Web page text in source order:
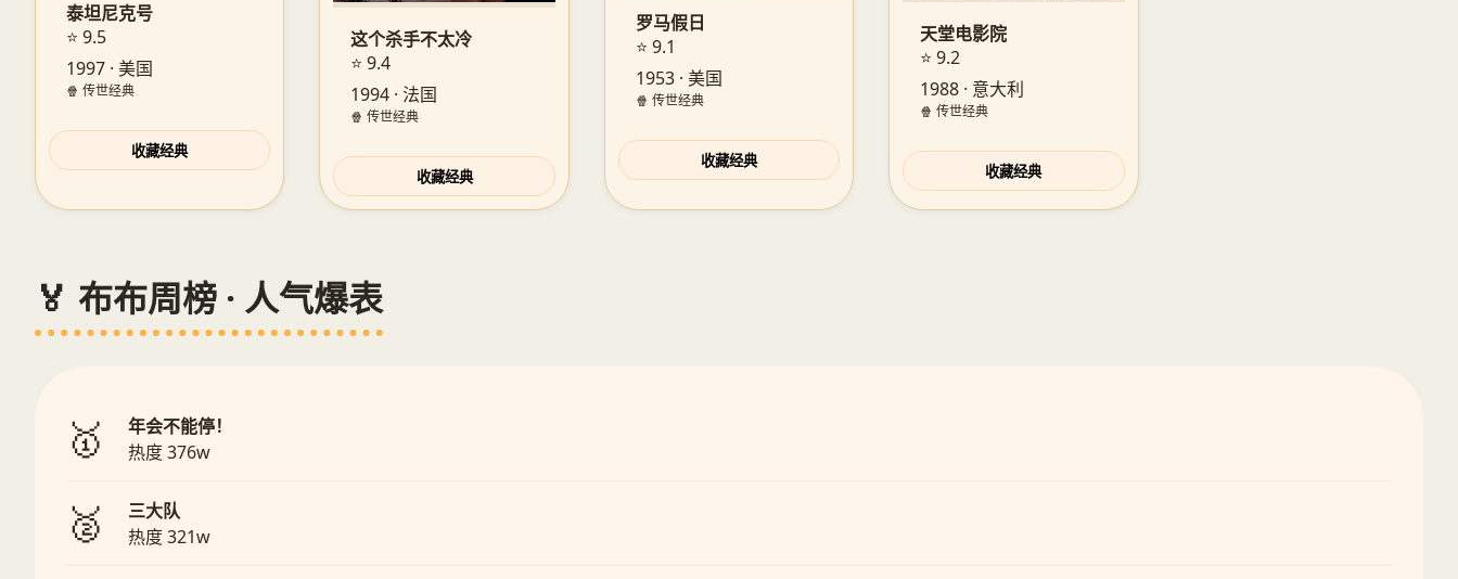
泰坦尼克号
⭐ 9.5
1997 · 美国
🍿 传世经典
收藏经典
这个杀手不太冷
⭐ 9.4
1994 · 法国
🍿 传世经典
收藏经典
罗马假日
⭐ 9.1
1953 · 美国
🍿 传世经典
收藏经典
天堂电影院
⭐ 9.2
1988 · 意大利
🍿 传世经典
收藏经典
🏅 布布周榜 · 人气爆表
🥇
年会不能停！
热度 376w
🥈
三大队
热度 321w